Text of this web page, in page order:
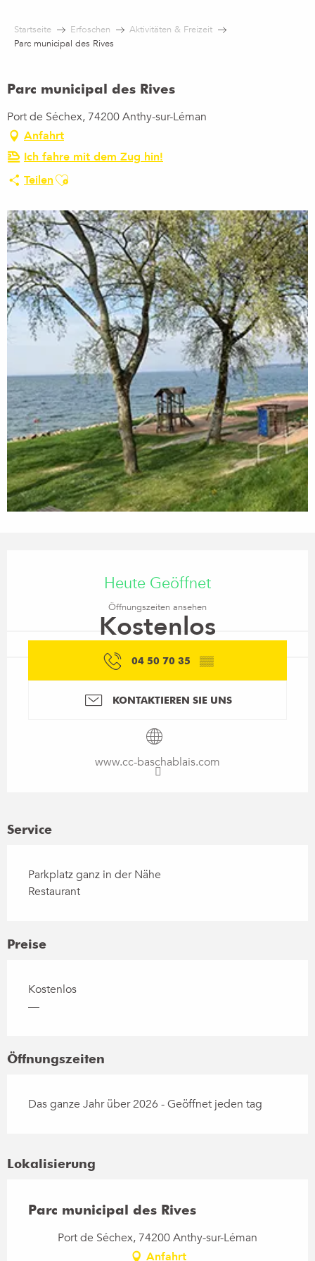
contenu
Startseite Erfoschen
Aktivitäten & Freizeit
Parc municipal des Rives
Parc municipal des Rives
Port de Séchex, 74200 Anthy-sur-Léman
Anfahrt
Ich fahre mit dem Zug hin!
TeilenAjouter aux favoris
Heute Geöffnet
Öffnungszeiten ansehen
Kostenlos
04 50 70 35 ▒▒
KONTAKTIEREN SIE UNS
www.cc-baschablais.com
Service
Parkplatz ganz in der Nähe
Restaurant
Preise
Kostenlos
—
Öffnungszeiten
Das ganze Jahr über 2026 - Geöffnet jeden tag
Lokalisierung
Parc municipal des Rives
Port de Séchex, 74200 Anthy-sur-Léman
Anfahrt